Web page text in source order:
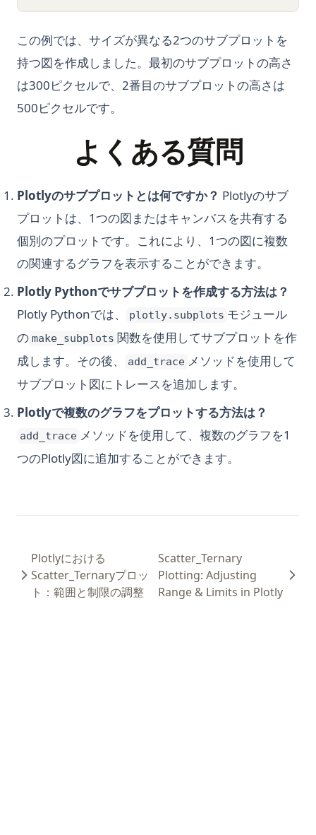
この例では、サイズが異なる2つのサブプロットを
持つ図を作成しました。最初のサブプロットの高さ
は300ピクセルで、2番目のサブプロットの高さは
500ピクセルです。
よくある質問
Plotlyのサブプロットとは何ですか？ Plotlyのサブ
プロットは、1つの図またはキャンバスを共有する
個別のプロットです。これにより、1つの図に複数
の関連するグラフを表示することができます。
Plotly Pythonでサブプロットを作成する方法は？
Plotly Pythonでは、
plotly.subplots モジュール
の make_subplots 関数を使用してサブプロットを作
成します。その後、
add_trace メソッドを使用して
サブプロット図にトレースを追加します。
Plotlyで複数のグラフをプロットする方法は？
add_trace メソッドを使用して、複数のグラフを1
つのPlotly図に追加することができます。
Plotlyにおける
Scatter_Ternaryプロッ
ト：範囲と制限の調整
Scatter_Ternary
Plotting: Adjusting
Range & Limits in Plotly